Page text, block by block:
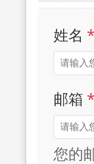
姓名 *
邮箱 *
您的